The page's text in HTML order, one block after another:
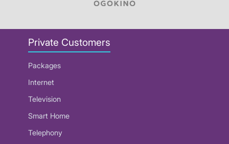
Private Customers
Packages
Internet
Television
Smart Home
Telephony